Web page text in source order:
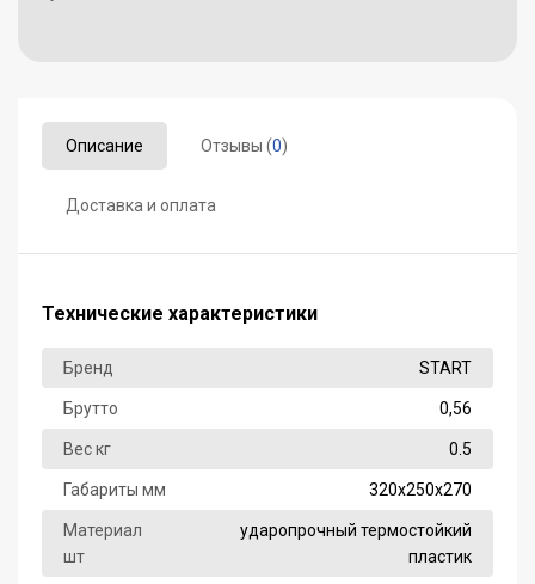
Описание Отзывы (0)
Доставка и оплата
Технические характеристики
Бренд START
Брутто 0,56
Вес кг 0.5
Габариты мм 320х250х270
Материал
шт
ударопрочный термостойкий
пластик